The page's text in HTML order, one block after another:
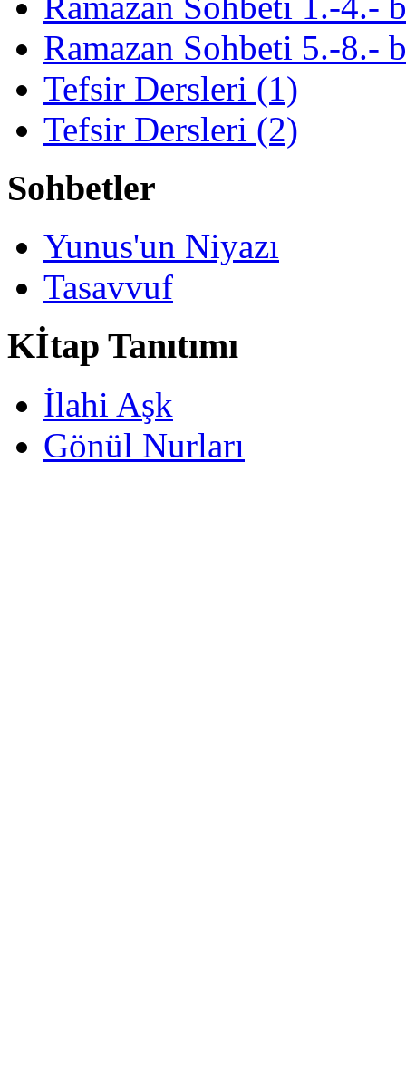
Ramazan Sohbeti 5.-8.-
Tefsir Dersleri (1)
Tefsir Dersleri (2)
Sohbetler
Yunus'un Niyazı
Tasavvuf
Kİtap Tanıtımı
İlahi Aşk
Gönül Nurları